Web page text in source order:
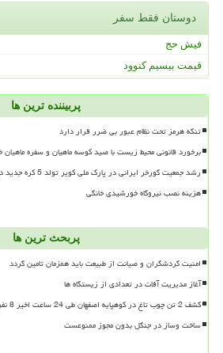
دوستان فقط سفر
فیش حج
قیمت بیسیم کنوود
پربیننده ترین ها
تنگه هرمز تحت نظام عبور بی ضرر قرار دارد
برخورد قانونی محیط زیست با صید کوسه ماهیان و سفره
رشد جمعیت گورخر ایرانی در پارک ملی کویر تولد 5 کره جدید در گرمسار
هزینه نصب نیروگاه خورشیدی خانگی
پربحث ترین ها
امنیت گردشگران و صیانت از طبیعت باید همزمان تامین گردد
آغاز مدیریت آفات در تعدادی از زیستگاه ها
کشف 2 تن چوب تاغ در کوهپایه اصفهان طی 24 ساعت اخیر 8 نفر دستگیر شدند
ساخت وساز در جنگل بدون مجوز ممنوعست